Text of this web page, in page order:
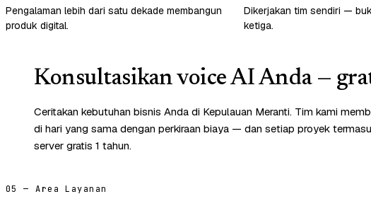
Pengalaman lebih dari satu dekade membangun
produk digital.
Dikerjakan tim sendiri —
ketiga.
Konsultasikan voice AI Anda —
Ceritakan kebutuhan bisnis Anda di Kepulauan Meranti. Tim kami
di hari yang sama dengan perkiraan biaya — dan setiap proyek
server gratis 1 tahun.
05 — Area Layanan